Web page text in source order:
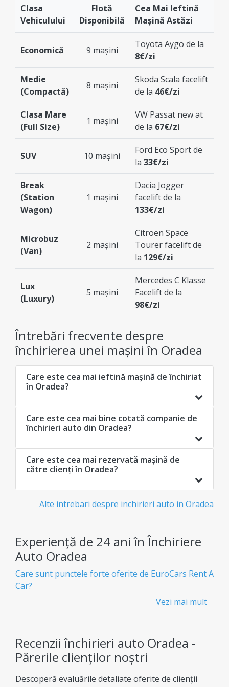
Clasa
Vehiculului
Flotă
Disponibilă
Cea Mai Ieftină
Mașină Astăzi
Economică 9 mașini
Toyota Aygo de la
8€/zi
Medie
(Compactă)
8 mașini
Skoda Scala facelift
de la 46€/zi
Clasa Mare
(Full Size)
1 mașini
VW Passat new at
de la 67€/zi
SUV 10 mașini
Ford Eco Sport de
la 33€/zi
Break
(Station
Wagon)
1 mașini
Dacia Jogger
facelift de la
133€/zi
Microbuz
(Van)
2 mașini
Citroen Space
Tourer facelift de
la 129€/zi
Lux
(Luxury)
5 mașini
Mercedes C Klasse
Facelift de la
98€/zi
Întrebări frecvente despre
închirierea unei mașini în Oradea
Care este cea mai ieftină mașină de închiriat
în Oradea?
Care este cea mai bine cotată companie de
închirieri auto din Oradea?
Care este cea mai rezervată mașină de
către clienți în Oradea?
Alte intrebari despre inchirieri auto in Oradea
Experiență de 24 ani în Închiriere
Auto Oradea
Care sunt punctele forte oferite de EuroCars Rent A
Car?
Închirieri auto ieftine și transparente - Fără
Știi exact ce plătești de la bun început, fără taxe
ascunse.
Vezi mai mult
Recenzii închirieri auto Oradea -
Părerile clienților noștri
Descoperă evaluările detaliate oferite de clienții